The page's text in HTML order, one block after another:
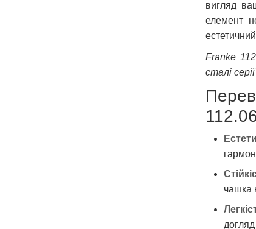
вигляд
елемент
Franke
сталі
чашка